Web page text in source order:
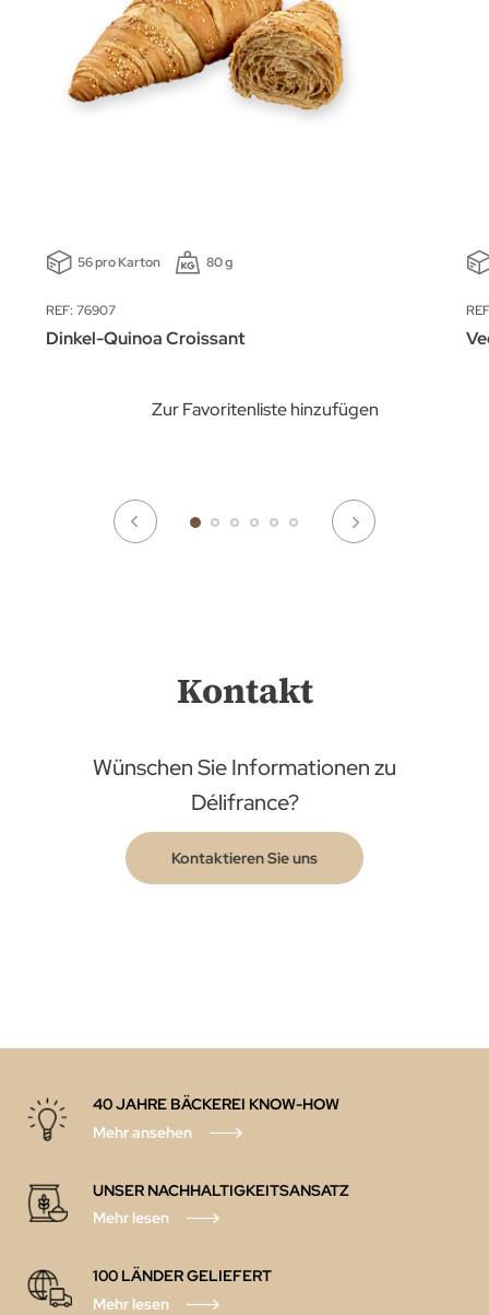
56 pro Karton 80 g
REF: 76907
Dinkel-Quinoa Croissant
Zur Favoritenliste hinzufügen
Kontakt
Wünschen Sie Informationen zu
Délifrance?
Kontaktieren Sie uns
40 JAHRE BÄCKEREI KNOW-HOW
Mehr ansehen
UNSER NACHHALTIGKEITSANSATZ
Mehr lesen
100 LÄNDER GELIEFERT
Mehr lesen